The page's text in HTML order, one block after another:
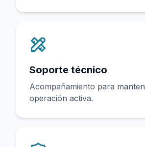
Soporte técnico
Acompañamiento para
operación activa.